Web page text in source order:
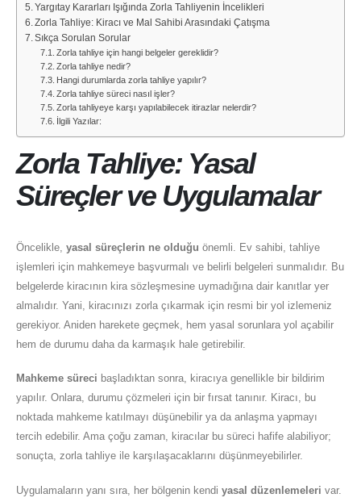
Yargıtay Kararları Işığında Zorla Tahliyenin İncelikleri
Zorla Tahliye: Kiracı ve Mal Sahibi Arasındaki Çatışma
Sıkça Sorulan Sorular
Zorla tahliye için hangi belgeler gereklidir?
Zorla tahliye nedir?
Hangi durumlarda zorla tahliye yapılır?
Zorla tahliye süreci nasıl işler?
Zorla tahliyeye karşı yapılabilecek itirazlar nelerdir?
İlgili Yazılar:
Zorla Tahliye: Yasal
Süreçler ve Uygulamalar
Öncelikle, yasal süreçlerin ne olduğu önemli. Ev sahibi, tahliye
işlemleri için mahkemeye başvurmalı ve belirli belgeleri sunmalıdır. Bu
belgelerde kiracının kira sözleşmesine uymadığına dair kanıtlar yer
almalıdır. Yani, kiracınızı zorla çıkarmak için resmi bir yol izlemeniz
gerekiyor. Aniden harekete geçmek, hem yasal sorunlara yol açabilir
hem de durumu daha da karmaşık hale getirebilir.
Mahkeme süreci başladıktan sonra, kiracıya genellikle bir bildirim
yapılır. Onlara, durumu çözmeleri için bir fırsat tanınır. Kiracı, bu
noktada mahkeme katılmayı düşünebilir ya da anlaşma yapmayı
tercih edebilir. Ama çoğu zaman, kiracılar bu süreci hafife alabiliyor;
sonuçta, zorla tahliye ile karşılaşacaklarını düşünmeyebilirler.
Uygulamaların yanı sıra, her bölgenin kendi yasal düzenlemeleri var.